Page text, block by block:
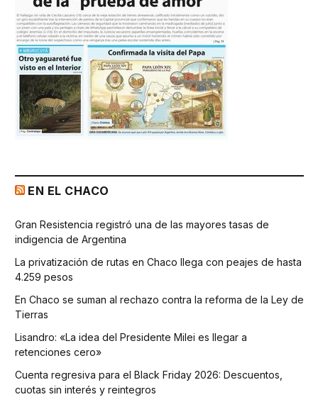
EN EL CHACO
Gran Resistencia registró una de las mayores tasas de
indigencia de Argentina
La privatización de rutas en Chaco llega con peajes de hasta
4.259 pesos
En Chaco se suman al rechazo contra la reforma de la Ley de
Tierras
Lisandro: «La idea del Presidente Milei es llegar a
retenciones cero»
Cuenta regresiva para el Black Friday 2026: Descuentos,
cuotas sin interés y reintegros